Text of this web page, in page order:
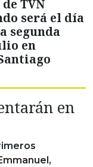
TVN
será el día
segunda
en
en